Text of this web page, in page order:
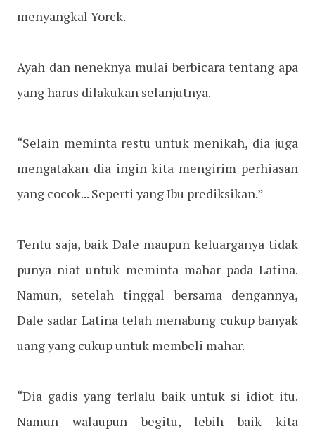
menyangkal Yorck.
Ayah dan neneknya mulai berbicara tentang apa
yang harus dilakukan selanjutnya.
“Selain meminta restu untuk menikah, dia juga
mengatakan dia ingin kita mengirim perhiasan
yang cocok... Seperti yang Ibu prediksikan.”
Tentu saja, baik Dale maupun keluarganya tidak
punya niat untuk meminta mahar pada Latina.
Namun, setelah tinggal bersama dengannya,
Dale sadar Latina telah menabung cukup banyak
uang yang cukup untuk membeli mahar.
“Dia gadis yang terlalu baik untuk si idiot itu.
Namun walaupun begitu, lebih baik kita